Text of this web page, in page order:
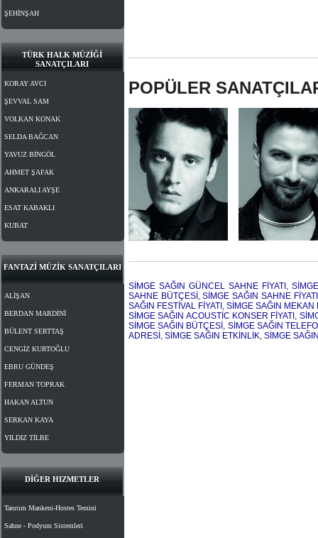
ŞEHİNŞAH
TÜRK HALK MÜZİĞİ
SANATÇILARI
KORAY AVCI
ŞEVVAL SAM
VOLKAN KONAK
SELDA BAĞCAN
YAVUZ BİNGÖL
AHMET ŞAFAK
ANKARALI AYŞE
ESAT KABAKLI
KUBAT
FANTAZİ MÜZİK SANATÇILARI
ALİŞAN
BERDAN MARDİNİ
BÜLENT SERTTAŞ
CENGİZ KURTOĞLU
EBRU GÜNDEŞ
FERMAN TOPRAK
HAKAN ALTUN
SERKAN KAYA
YILDIZ TİLBE
DİĞER HIZMETLER
Tanıtım Mankeni-Hostes Temini
Sahne - Podyum Sistemleri
POPÜLER
SİMGE SAĞIN GÜNCEL SAHNE FİYATI ,
SAHNE BÜTÇESİ ,SİMGE SAĞIN SAHNE FİYATI
SAĞIN FESTİVAL FİYATI , SİMGE SAĞIN MEKAN
SİMGE SAĞIN ACOUSTİC KONSER FİYATI ,
SİMGE SAĞIN BÜTÇESİ , SİMGE SAĞIN
ADRESİ , SİMGE SAĞIN ETKİNLİK, SİMGE